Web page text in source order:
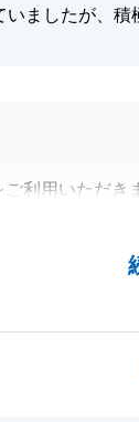
いましたが、積
利用いただき
ことなどがござ